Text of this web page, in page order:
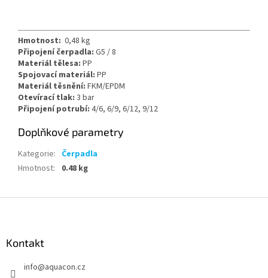
Hmotnost: 0,48 kg
Připojení čerpadla: G5 / 8
Materiál tělesa: PP
Spojovací materiál: PP
Materiál těsnění: FKM/EPDM
Otevírací tlak: 3 bar
Připojení potrubí: 4/6, 6/9, 6/12, 9/12
Doplňkové parametry
Kategorie: Čerpadla
Hmotnost: 0.48 kg
Kontakt
info@aquacon.cz